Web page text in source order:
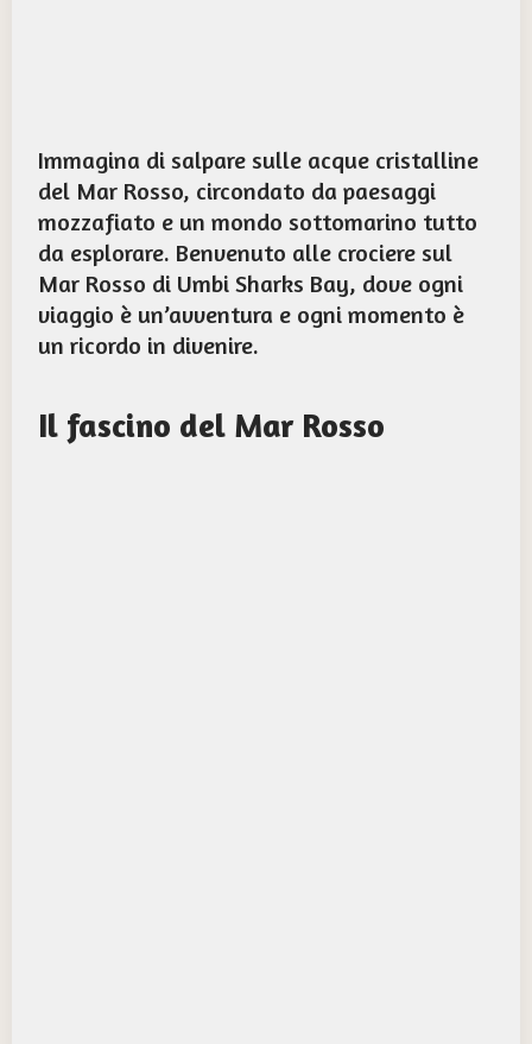
Immagina di salpare sulle acque cristalline
del Mar Rosso, circondato da paesaggi
mozzafiato e un mondo sottomarino tutto
da esplorare. Benvenuto alle crociere sul
Mar Rosso di Umbi Sharks Bay, dove ogni
viaggio è un’avventura e ogni momento è
un ricordo in divenire.
Il fascino del Mar Rosso